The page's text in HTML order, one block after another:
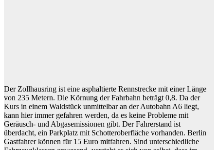
Der Zollhausring ist eine asphaltierte Rennstrecke mit einer Länge
von 235 Metern. Die Körnung der Fahrbahn beträgt 0,8. Da der
Kurs in einem Waldstück unmittelbar an der Autobahn A6 liegt,
kann hier immer gefahren werden, da es keine Probleme mit
Geräusch- und Abgasemissionen gibt. Der Fahrerstand ist
überdacht, ein Parkplatz mit Schotteroberfläche vorhanden. Berlin
Gastfahrer können für 15 Euro mitfahren. Sind unterschiedliche